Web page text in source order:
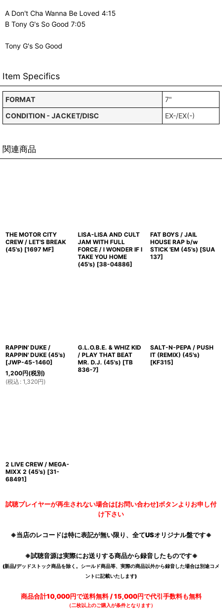
A Don't Cha Wanna Be Loved 4:15
B Tony G's So Good 7:05
Tony G's So Good
Item Specifics
FORMAT
7"
CONDITION - JACKET/DISC
EX-/EX(-)
関連商品
THE MOTOR CITY
CREW / LET'S BREAK
(45's) [1697 MF]
LISA-LISA AND CULT
JAM WITH FULL
FORCE / I WONDER IF I
TAKE YOU HOME
(45's) [38-04886]
FAT BOYS / JAIL
HOUSE RAP b/w
STICK 'EM (45's) [SUA
137]
RAPPIN' DUKE /
RAPPIN' DUKE (45's)
[JWP-45-1460]
1,200円(税別)
(税込 : 1,320円)
G.L.O.B.E. & WHIZ KID
/ PLAY THAT BEAT
MR. D.J. (45's) [TB
836-7]
SALT-N-PEPA / PUSH
IT (REMIX) (45's)
[KF315]
2 LIVE CREW / MEGA-
MIXX 2 (45's) [31-
68491]
試聴プレイヤーが再生されない場合は[お問い合わせ]ボタンよりお申し付
け下さい
※当店のレコードは特に表記が無い限り、全てUSオリジナル盤です※
※試聴音源は実際にお送りする商品から録音したものです※
(新品/デッドストック商品を除く。シールド商品等、実際の商品以外から録音した場合は別途コメ
ントに記載いたします)
商品合計10,000円で送料無料 / 15,000円で代引手数料も無料
（二枚以上のご購入が条件となります）